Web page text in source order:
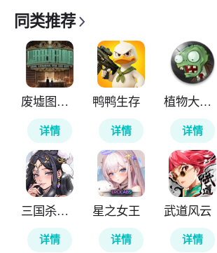
同类推荐
废墟图书馆
详情
鸭鸭生存
详情
植物大战僵尸TV触控版
详情
三国杀武将觉醒
详情
星之女王
详情
武道风云
详情